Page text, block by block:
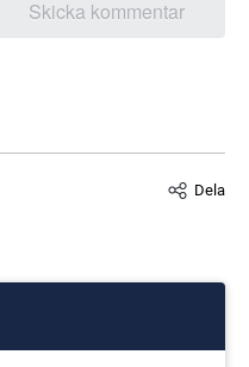
Dela